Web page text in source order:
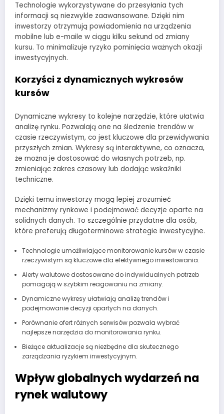
Technologie wykorzystywane do przesyłania tych
informacji są niezwykle zaawansowane. Dzięki nim
inwestorzy otrzymują powiadomienia na urządzenia
mobilne lub e-maile w ciągu kilku sekund od zmiany
kursu. To minimalizuje ryzyko pominięcia ważnych okazji
inwestycyjnych.
Korzyści z dynamicznych wykresów
kursów
Dynamiczne wykresy to kolejne narzędzie, które ułatwia
analizę rynku. Pozwalają one na śledzenie trendów w
czasie rzeczywistym, co jest kluczowe dla przewidywania
przyszłych zmian. Wykresy są interaktywne, co oznacza,
że można je dostosować do własnych potrzeb, np.
zmieniając zakres czasowy lub dodając wskaźniki
techniczne.
Dzięki temu inwestorzy mogą lepiej zrozumieć
mechanizmy rynkowe i podejmować decyzje oparte na
solidnych danych. To szczególnie przydatne dla osób,
które preferują długoterminowe strategie inwestycyjne.
Technologie umożliwiające monitorowanie kursów w czasie
rzeczywistym są kluczowe dla efektywnego inwestowania.
Alerty walutowe dostosowane do indywidualnych potrzeb
pomagają w szybkim reagowaniu na zmiany.
Dynamiczne wykresy ułatwiają analizę trendów i
podejmowanie decyzji opartych na danych.
Porównanie ofert różnych serwisów pozwala wybrać
najlepsze narzędzia do monitorowania rynku.
Bieżące aktualizacje są niezbędne dla skutecznego
zarządzania ryzykiem inwestycyjnym.
Wpływ globalnych wydarzeń na
rynek walutowy